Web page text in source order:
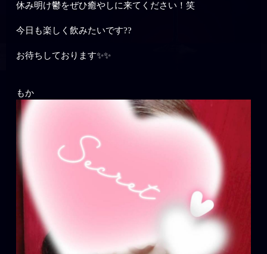
休み明け鬱をぜひ癒やしに来てください！笑
今日も楽しく飲みたいです??
お待ちしております✨✨
もか